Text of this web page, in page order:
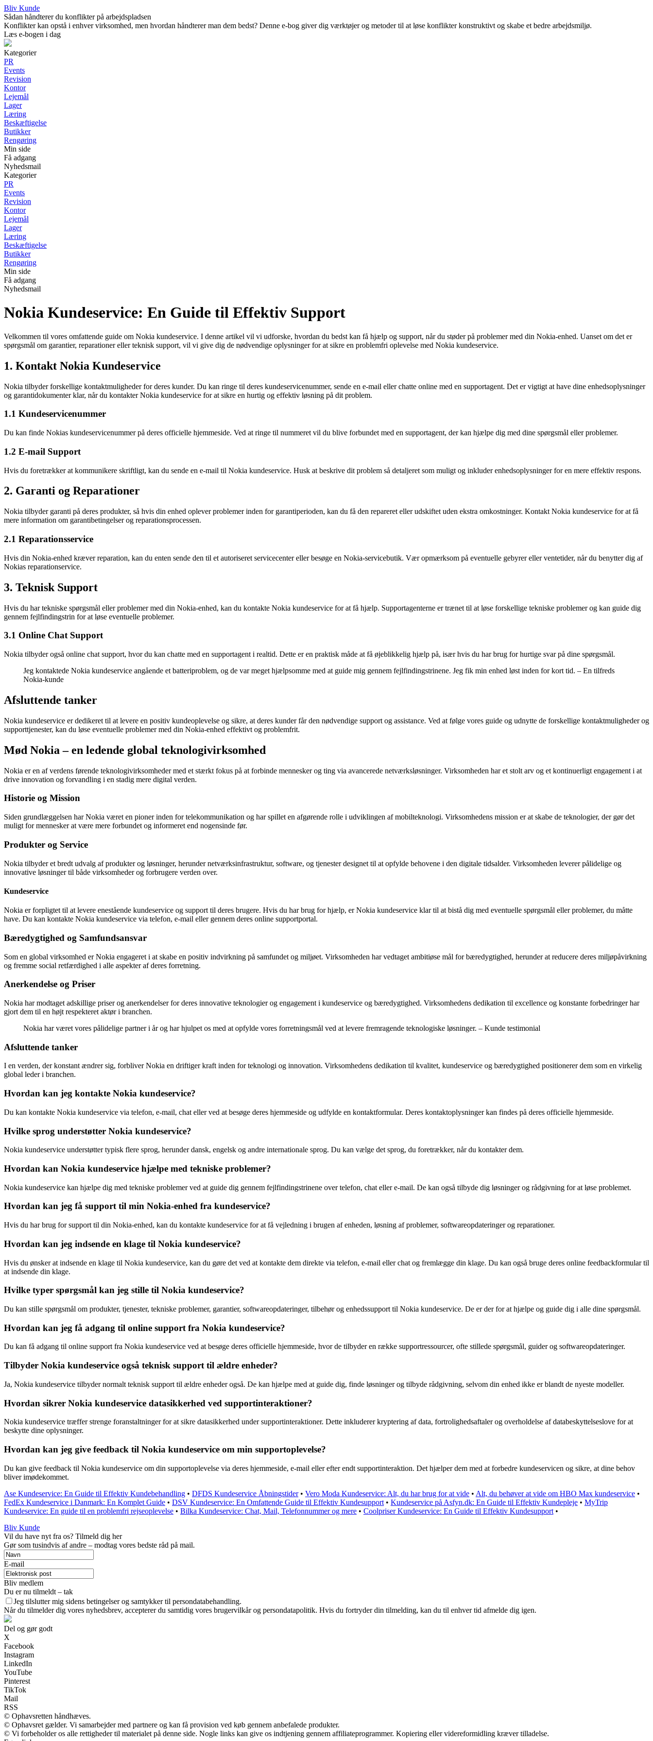
Bliv Kunde
Sådan håndterer du konflikter på arbejdspladsen
Konflikter kan opstå i enhver virksomhed, men hvordan håndterer man dem bedst? Denne e-bog giver dig værktøjer og metoder til at løse konflikter konstruktivt og skabe et bedre arbejdsmiljø.
Læs e-bogen i dag
Kategorier
PR
Events
Revision
Kontor
Lejemål
Lager
Læring
Beskæftigelse
Butikker
Rengøring
Min side
Få adgang
Nyhedsmail
Kategorier
PR
Events
Revision
Kontor
Lejemål
Lager
Læring
Beskæftigelse
Butikker
Rengøring
Min side
Få adgang
Nyhedsmail
Nokia Kundeservice: En Guide til Effektiv Support
Velkommen til vores omfattende guide om Nokia kundeservice. I denne artikel vil vi udforske, hvordan du bedst kan få hjælp og support, når du støder på problemer med din Nokia-enhed. Uanset om det er
spørgsmål om garantier, reparationer eller teknisk support, vil vi give dig de nødvendige oplysninger for at sikre en problemfri oplevelse med Nokia kundeservice.
1. Kontakt Nokia Kundeservice
Nokia tilbyder forskellige kontaktmuligheder for deres kunder. Du kan ringe til deres kundeservicenummer, sende en e-mail eller chatte online med en supportagent. Det er vigtigt at have dine enhedsoplysninger
og garantidokumenter klar, når du kontakter Nokia kundeservice for at sikre en hurtig og effektiv løsning på dit problem.
1.1 Kundeservicenummer
Du kan finde Nokias kundeservicenummer på deres officielle hjemmeside. Ved at ringe til nummeret vil du blive forbundet med en supportagent, der kan hjælpe dig med dine spørgsmål eller problemer.
1.2 E-mail Support
Hvis du foretrækker at kommunikere skriftligt, kan du sende en e-mail til Nokia kundeservice. Husk at beskrive dit problem så detaljeret som muligt og inkluder enhedsoplysninger for en mere effektiv respons.
2. Garanti og Reparationer
Nokia tilbyder garanti på deres produkter, så hvis din enhed oplever problemer inden for garantiperioden, kan du få den repareret eller udskiftet uden ekstra omkostninger. Kontakt Nokia kundeservice for at få
mere information om garantibetingelser og reparationsprocessen.
2.1 Reparationsservice
Hvis din Nokia-enhed kræver reparation, kan du enten sende den til et autoriseret servicecenter eller besøge en Nokia-servicebutik. Vær opmærksom på eventuelle gebyrer eller ventetider, når du benytter dig af
Nokias reparationservice.
3. Teknisk Support
Hvis du har tekniske spørgsmål eller problemer med din Nokia-enhed, kan du kontakte Nokia kundeservice for at få hjælp. Supportagenterne er trænet til at løse forskellige tekniske problemer og kan guide dig
gennem fejlfindingstrin for at løse eventuelle problemer.
3.1 Online Chat Support
Nokia tilbyder også online chat support, hvor du kan chatte med en supportagent i realtid. Dette er en praktisk måde at få øjeblikkelig hjælp på, især hvis du har brug for hurtige svar på dine spørgsmål.
Jeg kontaktede Nokia kundeservice angående et batteriproblem, og de var meget hjælpsomme med at guide mig gennem fejlfindingstrinene. Jeg fik min enhed løst inden for kort tid. – En tilfreds
Nokia-kunde
Afsluttende tanker
Nokia kundeservice er dedikeret til at levere en positiv kundeoplevelse og sikre, at deres kunder får den nødvendige support og assistance. Ved at følge vores guide og udnytte de forskellige kontaktmuligheder og
supporttjenester, kan du løse eventuelle problemer med din Nokia-enhed effektivt og problemfrit.
Mød Nokia – en ledende global teknologivirksomhed
Nokia er en af verdens førende teknologivirksomheder med et stærkt fokus på at forbinde mennesker og ting via avancerede netværksløsninger. Virksomheden har et stolt arv og et kontinuerligt engagement i at
drive innovation og forvandling i en stadig mere digital verden.
Historie og Mission
Siden grundlæggelsen har Nokia været en pioner inden for telekommunikation og har spillet en afgørende rolle i udviklingen af mobilteknologi. Virksomhedens mission er at skabe de teknologier, der gør det
muligt for mennesker at være mere forbundet og informeret end nogensinde før.
Produkter og Service
Nokia tilbyder et bredt udvalg af produkter og løsninger, herunder netværksinfrastruktur, software, og tjenester designet til at opfylde behovene i den digitale tidsalder. Virksomheden leverer pålidelige og
innovative løsninger til både virksomheder og forbrugere verden over.
Kundeservice
Nokia er forpligtet til at levere enestående kundeservice og support til deres brugere. Hvis du har brug for hjælp, er Nokia kundeservice klar til at bistå dig med eventuelle spørgsmål eller problemer, du måtte
have. Du kan kontakte Nokia kundeservice via telefon, e-mail eller gennem deres online supportportal.
Bæredygtighed og Samfundsansvar
Som en global virksomhed er Nokia engageret i at skabe en positiv indvirkning på samfundet og miljøet. Virksomheden har vedtaget ambitiøse mål for bæredygtighed, herunder at reducere deres miljøpåvirkning
og fremme social retfærdighed i alle aspekter af deres forretning.
Anerkendelse og Priser
Nokia har modtaget adskillige priser og anerkendelser for deres innovative teknologier og engagement i kundeservice og bæredygtighed. Virksomhedens dedikation til excellence og konstante forbedringer har
gjort dem til en højt respekteret aktør i branchen.
Nokia har været vores pålidelige partner i år og har hjulpet os med at opfylde vores forretningsmål ved at levere fremragende teknologiske løsninger. – Kunde testimonial
Afsluttende tanker
I en verden, der konstant ændrer sig, forbliver Nokia en driftiger kraft inden for teknologi og innovation. Virksomhedens dedikation til kvalitet, kundeservice og bæredygtighed positionerer dem som en virkelig
global leder i branchen.
Hvordan kan jeg kontakte Nokia kundeservice?
Du kan kontakte Nokia kundeservice via telefon, e-mail, chat eller ved at besøge deres hjemmeside og udfylde en kontaktformular. Deres kontaktoplysninger kan findes på deres officielle hjemmeside.
Hvilke sprog understøtter Nokia kundeservice?
Nokia kundeservice understøtter typisk flere sprog, herunder dansk, engelsk og andre internationale sprog. Du kan vælge det sprog, du foretrækker, når du kontakter dem.
Hvordan kan Nokia kundeservice hjælpe med tekniske problemer?
Nokia kundeservice kan hjælpe dig med tekniske problemer ved at guide dig gennem fejlfindingstrinene over telefon, chat eller e-mail. De kan også tilbyde dig løsninger og rådgivning for at løse problemet.
Hvordan kan jeg få support til min Nokia-enhed fra kundeservice?
Hvis du har brug for support til din Nokia-enhed, kan du kontakte kundeservice for at få vejledning i brugen af enheden, løsning af problemer, softwareopdateringer og reparationer.
Hvordan kan jeg indsende en klage til Nokia kundeservice?
Hvis du ønsker at indsende en klage til Nokia kundeservice, kan du gøre det ved at kontakte dem direkte via telefon, e-mail eller chat og fremlægge din klage. Du kan også bruge deres online feedbackformular til
at indsende din klage.
Hvilke typer spørgsmål kan jeg stille til Nokia kundeservice?
Du kan stille spørgsmål om produkter, tjenester, tekniske problemer, garantier, softwareopdateringer, tilbehør og enhedssupport til Nokia kundeservice. De er der for at hjælpe og guide dig i alle dine spørgsmål.
Hvordan kan jeg få adgang til online support fra Nokia kundeservice?
Du kan få adgang til online support fra Nokia kundeservice ved at besøge deres officielle hjemmeside, hvor de tilbyder en række supportressourcer, ofte stillede spørgsmål, guider og softwareopdateringer.
Tilbyder Nokia kundeservice også teknisk support til ældre enheder?
Ja, Nokia kundeservice tilbyder normalt teknisk support til ældre enheder også. De kan hjælpe med at guide dig, finde løsninger og tilbyde rådgivning, selvom din enhed ikke er blandt de nyeste modeller.
Hvordan sikrer Nokia kundeservice datasikkerhed ved supportinteraktioner?
Nokia kundeservice træffer strenge foranstaltninger for at sikre datasikkerhed under supportinteraktioner. Dette inkluderer kryptering af data, fortrolighedsaftaler og overholdelse af databeskyttelseslove for at
beskytte dine oplysninger.
Hvordan kan jeg give feedback til Nokia kundeservice om min supportoplevelse?
Du kan give feedback til Nokia kundeservice om din supportoplevelse via deres hjemmeside, e-mail eller efter endt supportinteraktion. Det hjælper dem med at forbedre kundeservicen og sikre, at dine behov
bliver imødekommet.
Ase Kundeservice: En Guide til Effektiv Kundebehandling • DFDS Kundeservice Åbningstider• Vero Moda Kundeservice: Alt, du har brug for at vide • Alt, du behøver at vide om HBO Max kundeservice •
FedEx Kundeservice i Danmark: En Komplet Guide • DSV Kundeservice: En Omfattende Guide til Effektiv Kundesupport • Kundeservice på Asfyn.dk: En Guide til Effektiv Kundepleje • MyTrip
Kundeservice: En guide til en problemfri rejseoplevelse • Bilka Kundeservice: Chat, Mail, Telefonnummer og mere • Coolpriser Kundeservice: En Guide til Effektiv Kundesupport •
Bliv Kunde
Vil du have nyt fra os? Tilmeld dig her
Gør som tusindvis af andre – modtag vores bedste råd på mail.
E-mail
Bliv medlem
Du er nu tilmeldt – tak
Jeg tilslutter mig sidens betingelser og samtykker til persondatabehandling.
Når du tilmelder dig vores nyhedsbrev, accepterer du samtidig vores brugervilkår og persondatapolitik. Hvis du fortryder din tilmelding, kan du til enhver tid afmelde dig igen.
Del og gør godt
X
Facebook
Instagram
LinkedIn
YouTube
Pinterest
TikTok
Mail
RSS
© Ophavsretten håndhæves.
© Ophavsret gælder. Vi samarbejder med partnere og kan få provision ved køb gennem anbefalede produkter.
© Vi forbeholder os alle rettigheder til materialet på denne side. Nogle links kan give os indtjening gennem affiliateprogrammer. Kopiering eller videreformidling kræver tilladelse.